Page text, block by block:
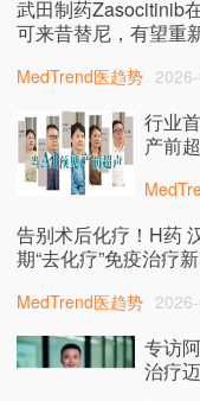
武田制药Zasocitinib
可来昔替尼，有望重
MedTrend医趋势
行业
产前
告别术后化疗！H药
期“去化疗”免疫治疗
MedTrend医趋势
专访
治疗